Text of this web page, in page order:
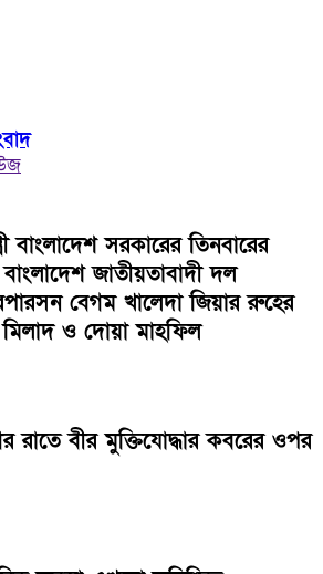
বাংলাদেশ সরকারের তিনবারের
বাংলাদেশ জাতীয়তাবাদী দল
বেগম খালেদা জিয়ার রুহের
ও দোয়া মাহফিল
রাতে বীর মুক্তিযোদ্ধার কবরের ওপর